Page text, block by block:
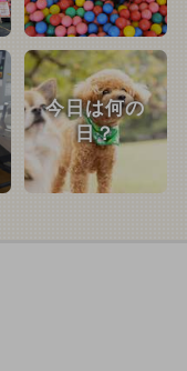
今日は何の
日？